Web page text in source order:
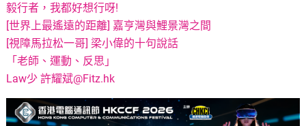
毅行者，我都好想行呀!
[世界上最遙遠的距離] 嘉亨灣與鯉景灣之間
[視障馬拉松一哥] 梁小偉的十句說話
「老師、運動、反思」
Law少 許耀斌@Fitz.hk